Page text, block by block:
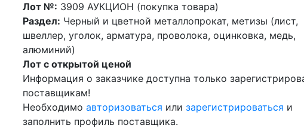
Лот №: 3909 АУКЦИОН (покупка товара)
Раздел: Черный и цветной металлопрокат, метизы (лист,
швеллер, уголок, арматура, проволока, оцинковка, медь,
алюминий)
Лот с открытой ценой
Информация о заказчике доступна только
поставщикам!
Необходимо авторизоваться или зарегистрироваться и
заполнить профиль поставщика.